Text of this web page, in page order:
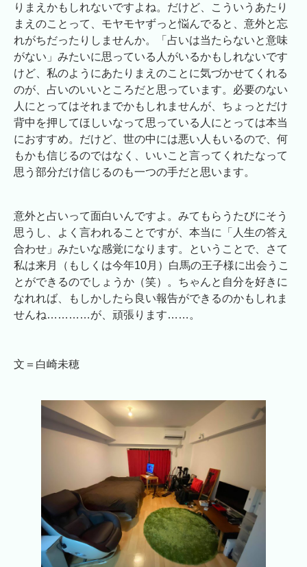
りまえかもしれないですよね。だけど、こういうあたり
まえのことって、モヤモヤずっと悩んでると、意外と忘
れがちだったりしませんか。「占いは当たらないと意味
がない」みたいに思っている人がいるかもしれないです
けど、私のようにあたりまえのことに気づかせてくれる
のが、占いのいいところだと思っています。必要のない
人にとってはそれまでかもしれませんが、ちょっとだけ
背中を押してほしいなって思っている人にとっては本当
におすすめ。だけど、世の中には悪い人もいるので、何
もかも信じるのではなく、いいこと言ってくれたなって
思う部分だけ信じるのも一つの手だと思います。
意外と占いって面白いんですよ。みてもらうたびにそう
思うし、よく言われることですが、本当に「人生の答え
合わせ」みたいな感覚になります。ということで、さて
私は来月（もしくは今年10月）白馬の王子様に出会うこ
とができるのでしょうか（笑）。ちゃんと自分を好きに
なれれば、もしかしたら良い報告ができるのかもしれま
せんね…………が、頑張ります……。
文＝白崎未穂